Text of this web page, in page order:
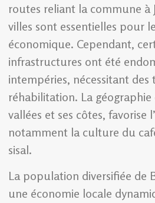
routes reliant la commune à
villes sont essentielles pour
économique. Cependant,
infrastructures ont été
intempéries, nécessitant des
réhabilitation. La géographie
vallées et ses côtes, favorise
notamment la culture du
sisal.
La population diversifiée de
une économie locale